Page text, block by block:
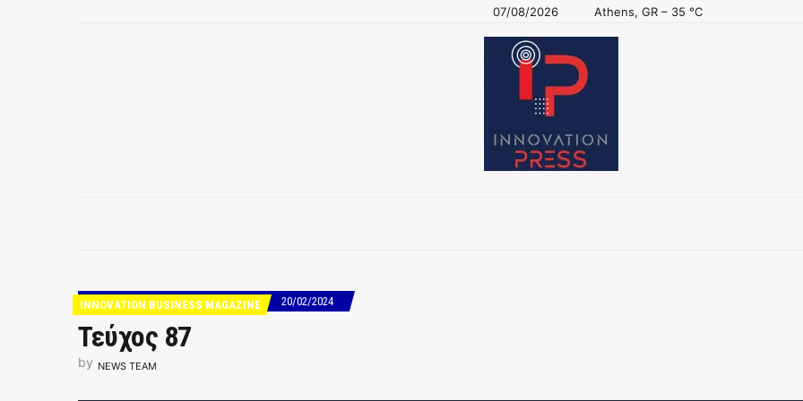
07/08/2026 Athens, GR – 35 C
INNOVATION BUSINESS MAGAZINE 20/02/2024
Τεύχος 87
by NEWS TEAM